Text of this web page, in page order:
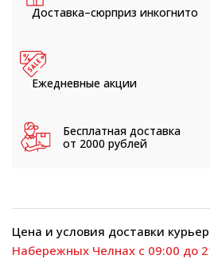
Доставка–сюрприз инкогнито
Ежедневные акции
Бесплатная доставка
от 2000 рублей
Цена и условия доставки
Набережных Челнах с 09:00 до